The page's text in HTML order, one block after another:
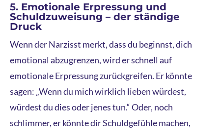
5. Emotionale Erpressung und
Schuldzuweisung – der ständige
Druck
Wenn der Narzisst merkt, dass du beginnst, dich
emotional abzugrenzen, wird er schnell auf
emotionale Erpressung zurückgreifen. Er könnte
sagen: „Wenn du mich wirklich lieben würdest,
würdest du dies oder jenes tun.“ Oder, noch
schlimmer, er könnte dir Schuldgefühle machen,